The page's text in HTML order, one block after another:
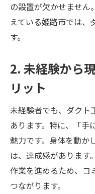
の設置が欠かせません
えている姫路市では、
す。
2. 未経験から
リット
未経験者でも、ダクト
あります。特に、「手
魅力です。身体を動か
は、達成感があります
作業を進めるため、コ
つながります。